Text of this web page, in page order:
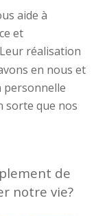
aide à
et
réalisation
en nous et
personnelle
sorte que nos
de
notre vie?